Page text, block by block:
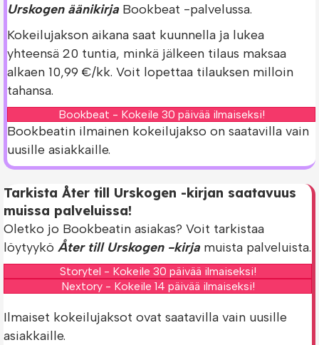
Urskogen äänikirja Bookbeat -palvelussa.
Kokeilujakson aikana saat kuunnella ja lukea
yhteensä 20 tuntia, minkä jälkeen tilaus maksaa
alkaen 10,99 €/kk. Voit lopettaa tilauksen milloin
tahansa.
Bookbeat - Kokeile 30 päivää ilmaiseksi!
Bookbeatin ilmainen kokeilujakso on saatavilla vain
uusille asiakkaille.
Tarkista Åter till Urskogen -kirjan saatavuus
muissa palveluissa!
Oletko jo Bookbeatin asiakas? Voit tarkistaa
löytyykö Åter till Urskogen -kirja muista palveluista.
Storytel - Kokeile 30 päivää ilmaiseksi!
Nextory - Kokeile 14 päivää ilmaiseksi!
Ilmaiset kokeilujaksot ovat saatavilla vain uusille
asiakkaille.